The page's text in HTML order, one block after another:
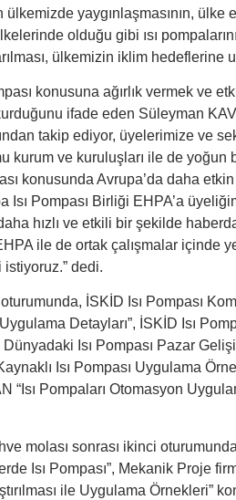
ülkemizde yaygınlaşmasının,
olduğu gibi ısı
ülkemizin iklim hedeflerine
konusuna ağırlık vermek ve
ifade eden Süleyman
takip ediyor, üyelerimize ve
kurum ve kuruluşları ile de yoğun
konusunda Avrupa’da daha
Isı Pompası Birliği EHPA’a
hızlı ve etkili bir şekilde
ile de ortak çalışmalar içinde
istiyoruz.” dedi.
İSKİD Isı Pompası
Uygulama Detayları”, İSKİD Isı
Dünyadaki Isı Pompası Pazar
Isı Pompası Uygulama
“Isı Pompaları Otomasyon
molası sonrası ikinci
Isı Pompası”, Mekanik Proje
ile Uygulama Örnekleri”